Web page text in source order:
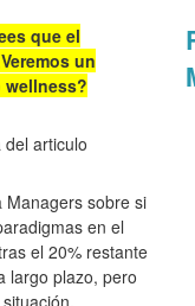
que el
un
wellness?
articulo
Managers sobre si
en el
el 20% restante
largo plazo, pero